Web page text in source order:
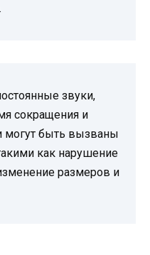
звуки,
сокращения и
могут быть вызваны
как нарушение
размеров и